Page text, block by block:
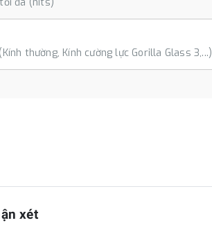
thường, Kính cường lực Gorilla Glass 3,...)
xét